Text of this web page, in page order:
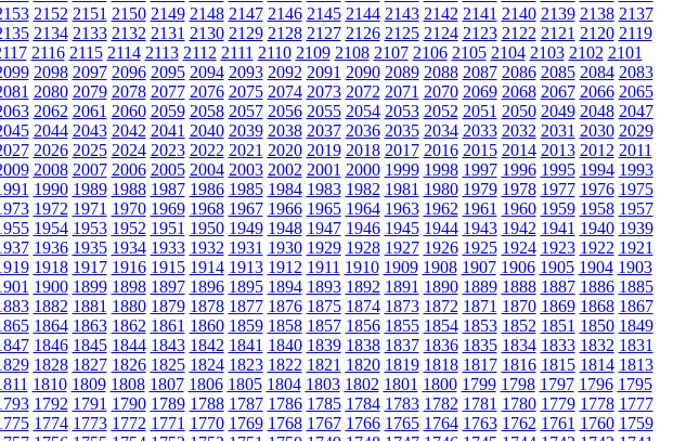
2152 2151 2150 2149 2148 2147 2146 2145 2144 2143 2142 2141 2140 2139 2138 2137
2134 2133 2132 2131 2130 2129 2128 2127 2126 2125 2124 2123 2122 2121 2120 2119
2116 2115 2114 2113 2112 2111 2110 2109 2108 2107 2106 2105 2104 2103 2102 2101
2098 2097 2096 2095 2094 2093 2092 2091 2090 2089 2088 2087 2086 2085 2084 2083
2080 2079 2078 2077 2076 2075 2074 2073 2072 2071 2070 2069 2068 2067 2066 2065
2062 2061 2060 2059 2058 2057 2056 2055 2054 2053 2052 2051 2050 2049 2048 2047
2044 2043 2042 2041 2040 2039 2038 2037 2036 2035 2034 2033 2032 2031 2030 2029
2026 2025 2024 2023 2022 2021 2020 2019 2018 2017 2016 2015 2014 2013 2012 2011
2008 2007 2006 2005 2004 2003 2002 2001 2000 1999 1998 1997 1996 1995 1994 1993
1990 1989 1988 1987 1986 1985 1984 1983 1982 1981 1980 1979 1978 1977 1976 1975
1972 1971 1970 1969 1968 1967 1966 1965 1964 1963 1962 1961 1960 1959 1958 1957
1954 1953 1952 1951 1950 1949 1948 1947 1946 1945 1944 1943 1942 1941 1940 1939
1936 1935 1934 1933 1932 1931 1930 1929 1928 1927 1926 1925 1924 1923 1922 1921
1918 1917 1916 1915 1914 1913 1912 1911 1910 1909 1908 1907 1906 1905 1904 1903
1900 1899 1898 1897 1896 1895 1894 1893 1892 1891 1890 1889 1888 1887 1886 1885
1882 1881 1880 1879 1878 1877 1876 1875 1874 1873 1872 1871 1870 1869 1868 1867
1864 1863 1862 1861 1860 1859 1858 1857 1856 1855 1854 1853 1852 1851 1850 1849
1846 1845 1844 1843 1842 1841 1840 1839 1838 1837 1836 1835 1834 1833 1832 1831
1828 1827 1826 1825 1824 1823 1822 1821 1820 1819 1818 1817 1816 1815 1814 1813
1810 1809 1808 1807 1806 1805 1804 1803 1802 1801 1800 1799 1798 1797 1796 1795
1792 1791 1790 1789 1788 1787 1786 1785 1784 1783 1782 1781 1780 1779 1778 1777
1774 1773 1772 1771 1770 1769 1768 1767 1766 1765 1764 1763 1762 1761 1760 1759